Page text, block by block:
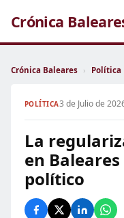
Crónica
Crónica Baleares › Política
POLÍTICA3 de Julio de
La
en
político